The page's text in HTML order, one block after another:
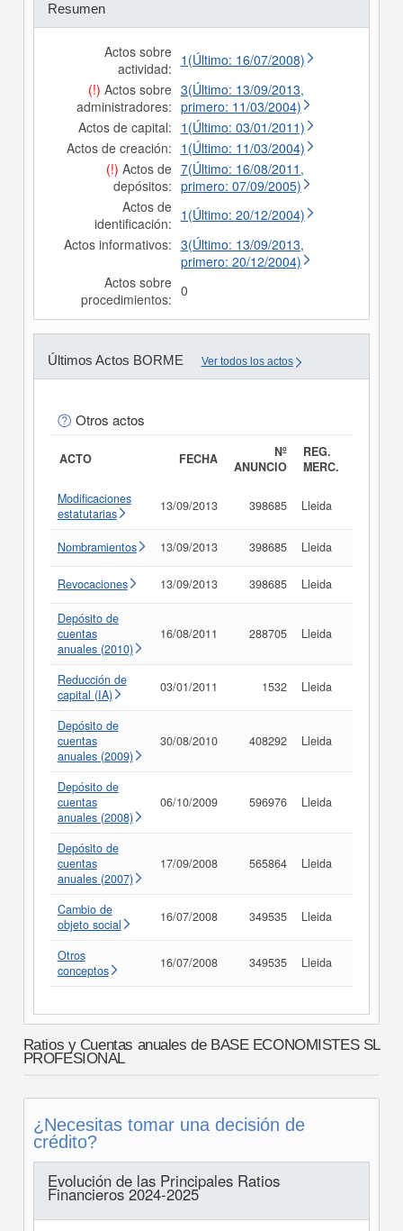
Resumen
Actos sobre
actividad: 1(Último: 16/07/2008)
(!) Actos sobre
administradores:
3(Último: 13/09/2013,
primero: 11/03/2004)
Actos de capital: 1(Último: 03/01/2011)
Actos de creación: 1(Último: 11/03/2004)
(!) Actos de
depósitos:
7(Último: 16/08/2011,
primero: 07/09/2005)
Actos de
identificación: 1(Último: 20/12/2004)
Actos informativos: 3(Último: 13/09/2013,
primero: 20/12/2004)
Actos sobre
procedimientos: 0
Últimos Actos BORME Ver todos los actos
Otros actos
ACTO FECHA
Nº
ANUNCIO
REG.
MERC.
Modificaciones
estatutarias
13/09/2013 398685 Lleida
Nombramientos 13/09/2013 398685 Lleida
Revocaciones 13/09/2013 398685 Lleida
Depósito de
cuentas
anuales (2010)
16/08/2011 288705 Lleida
Reducción de
capital (IA)
03/01/2011 1532 Lleida
Depósito de
cuentas
anuales (2009)
30/08/2010 408292 Lleida
Depósito de
cuentas
anuales (2008)
06/10/2009 596976 Lleida
Depósito de
cuentas
anuales (2007)
17/09/2008 565864 Lleida
Cambio de
objeto social
16/07/2008 349535 Lleida
Otros
conceptos
16/07/2008 349535 Lleida
Ratios y Cuentas anuales de BASE ECONOMISTES SL
PROFESIONAL
¿Necesitas tomar una decisión de
crédito?
Evolución de las Principales Ratios
Financieros 2024-2025